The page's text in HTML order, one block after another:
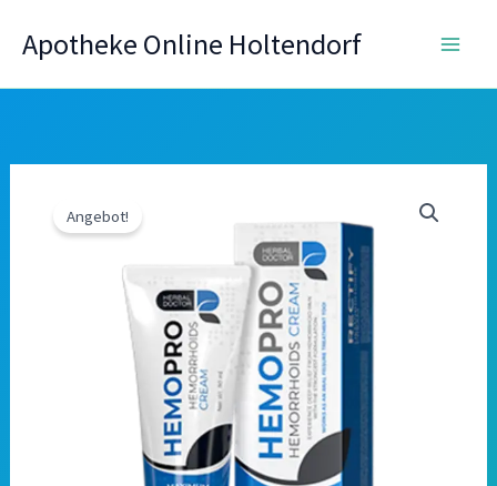
InhaltApotheke Online Holtendorf
Angebot!